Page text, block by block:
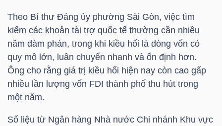
Theo Bí thư Đảng ủy phường Sài Gòn, việc tìm
kiếm các khoản tài trợ quốc tế thường cần nhiều
năm đàm phán, trong khi kiều hối là dòng vốn có
quy mô lớn, luân chuyển nhanh và ổn định hơn.
Ông cho rằng giá trị kiều hối hiện nay còn cao gấp
nhiều lần lượng vốn FDI thành phố thu hút trong
một năm.
Số liệu từ Ngân hàng Nhà nước Chi nhánh Khu vực